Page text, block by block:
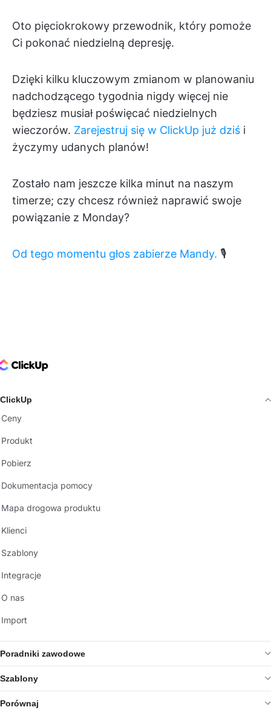
Oto pięciokrokowy przewodnik, który pomoże
Ci pokonać niedzielną depresję.
Dzięki kilku kluczowym zmianom w planowaniu
nadchodzącego tygodnia nigdy więcej nie
będziesz musiał poświęcać niedzielnych
wieczorów. Zarejestruj się w ClickUp już dziś i
życzymy udanych planów!
Zostało nam jeszcze kilka minut na naszym
timerze; czy chcesz również naprawić swoje
powiązanie z Monday?
Od tego momentu głos zabierze Mandy. 🎙
Logo
ClickUp
Ceny
Produkt
Pobierz
Dokumentacja pomocy
Mapa drogowa produktu
Klienci
Szablony
Integracje
O nas
Import
Poradniki zawodowe
Szablony
Porównaj